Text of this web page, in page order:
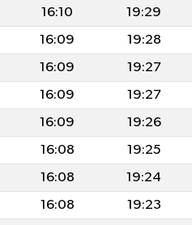
16:10 19:29
16:09 19:28
16:09 19:27
16:09 19:27
16:09 19:26
16:08 19:25
16:08 19:24
16:08 19:23